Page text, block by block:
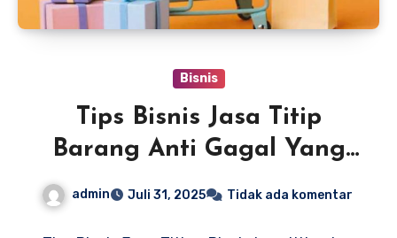
Bisnis
Tips Bisnis Jasa Titip
Barang Anti Gagal Yang
admin Juli 31, 2025 Tidak ada komentar